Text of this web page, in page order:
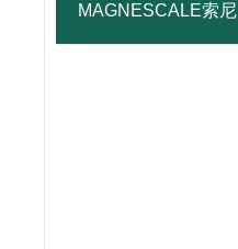
MAGNESCALE索尼